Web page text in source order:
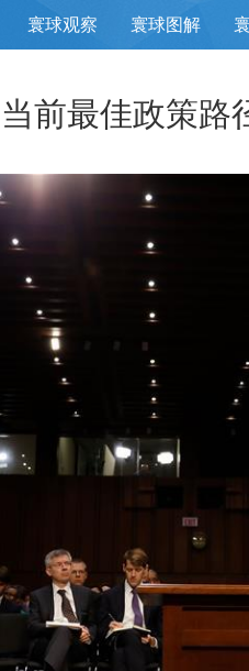
寰球观察 寰球图解
前最佳政策路